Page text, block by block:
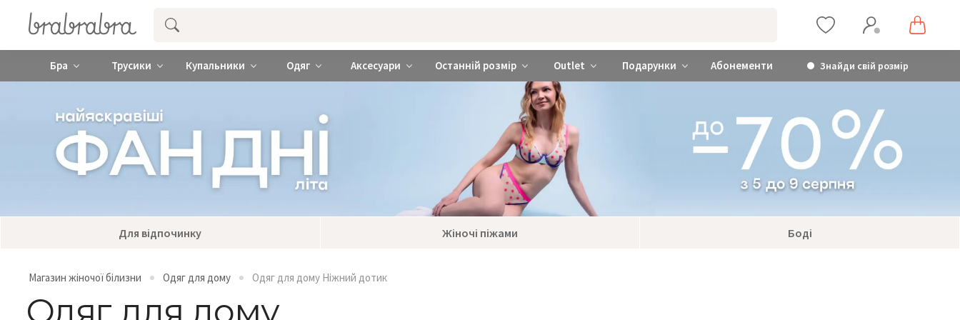
Купити нижню жіночу білизну ❤️ brabrabra ❤️ Київ та Україна
Бра Трусики Купальники Одяг Аксесуари Останній розмір Outlet Подарунки Абонементи Знайди свій розмір
Для відпочинку Жіночі піжами Боді
Магазин жіночої білизни Одяг для дому Одяг для дому Ніжний дотик
Одяг для дому